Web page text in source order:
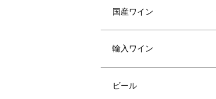
国産ワイン
輸入ワイン
ビール